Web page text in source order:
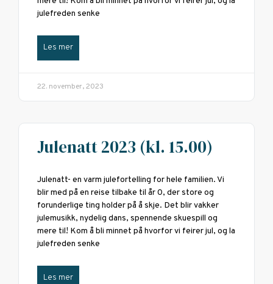
julefreden senke
Les mer
22. november, 2023
Julenatt 2023 (kl. 15.00)
Julenatt- en varm julefortelling for hele familien. Vi
blir med på en reise tilbake til år 0, der store og
forunderlige ting holder på å skje. Det blir vakker
julemusikk, nydelig dans, spennende skuespill og
mere til! Kom å bli minnet på hvorfor vi feirer jul, og la
julefreden senke
Les mer